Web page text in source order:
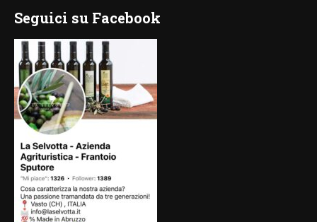
Seguici su Facebook